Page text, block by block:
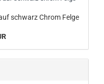
schwarz Chrom Felge